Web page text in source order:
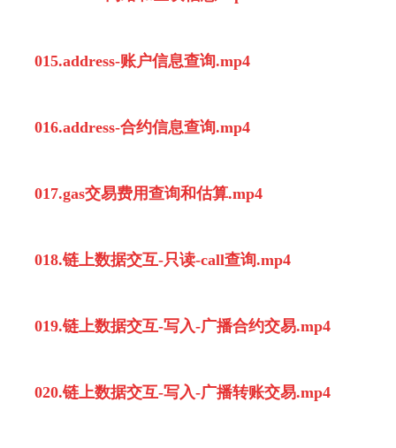
015.address-账户信息查询.mp4
016.address-合约信息查询.mp4
017.gas交易费用查询和估算.mp4
018.链上数据交互-只读-call查询.mp4
019.链上数据交互-写入-广播合约交易.mp4
020.链上数据交互-写入-广播转账交易.mp4